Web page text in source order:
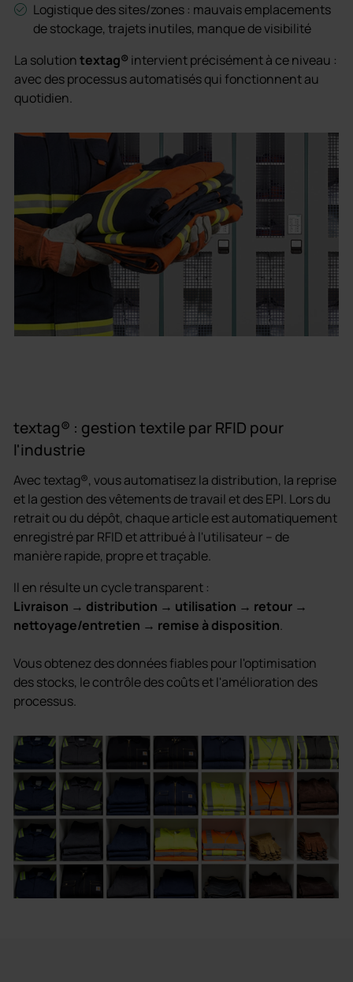
Logistique des sites/zones : mauvais emplacements
de stockage, trajets inutiles, manque de visibilité
La solutiontextag® intervient précisément à ce niveau :
avec des processus automatisés qui fonctionnent au
quotidien.
textag® : gestion textile par RFID pour
l'industrie
Avec textag®, vous automatisez la distribution, la reprise
et la gestion des vêtements de travail et des EPI. Lors du
retrait ou du dépôt, chaque article est automatiquement
enregistré par RFID et attribué à l'utilisateur – de
manière rapide, propre et traçable.
Il en résulte un cycle transparent :
Livraison → distribution → utilisation → retour →
nettoyage/entretien → remise à disposition.
Vous obtenez des données fiables pour l'optimisation
des stocks, le contrôle des coûts et l'amélioration des
processus.